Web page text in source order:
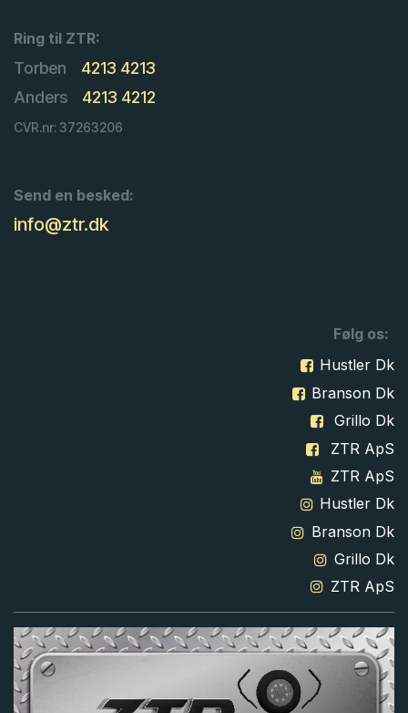
Ring til ZTR:
Torben
4213 4213
Anders
4213 4212
CVR.nr: 37263206
Send en besked:
info@ztr.dk
Følg os:
Hustler Dk
Branson Dk
Grillo Dk
ZTR ApS
ZTR ApS
Hustler Dk
Branson Dk
Grillo Dk
ZTR ApS